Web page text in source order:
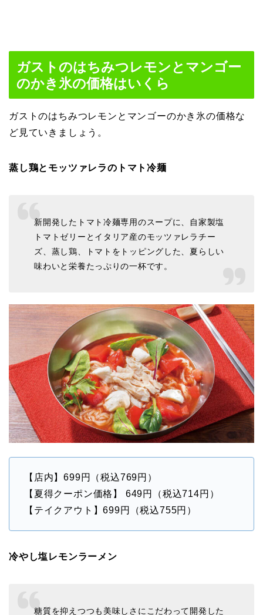
ガストのはちみつレモンとマンゴー
のかき氷の価格はいくら
ガストのはちみつレモンとマンゴーのかき氷の価格な
ど見ていきましょう。
蒸し鶏とモッツァレラのトマト冷麺
新開発したトマト冷麺専用のスープに、自家製塩
トマトゼリーとイタリア産のモッツァレラチー
ズ、蒸し鶏、トマトをトッピングした、夏らしい
味わいと栄養たっぷりの一杯です。
【店内】699円（税込769円）
【夏得クーポン価格】 649円（税込714円）
【テイクアウト】699円（税込755円）
冷やし塩レモンラーメン
糖質を抑えつつも美味しさにこだわって開発した